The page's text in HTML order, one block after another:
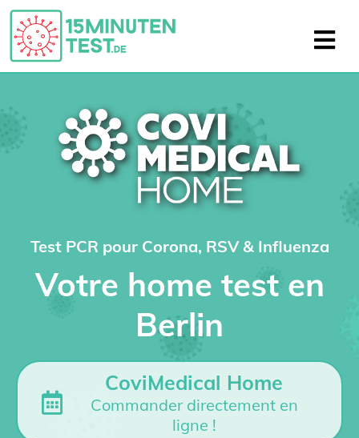
Test PCR pour Corona, RSV & Influenza
Votre home test en
Berlin
CoviMedical Home
Commander directement en
ligne !